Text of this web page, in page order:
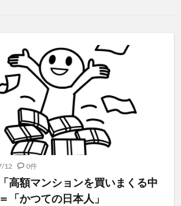
12 0件
高額マンションを買いまくる中
「かつての日本人」